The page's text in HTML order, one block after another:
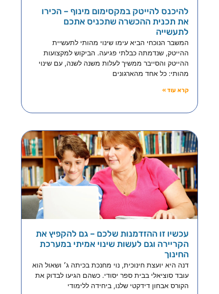
להיכנס להייטק במקסימום מינוף – הכירו
את תכנית ההכשרה שתכניס אתכם
לתעשייה
המשבר הנוכחי הביא עימו שינוי מהותי לתעשיית
ההייטק, שנדמתה כבלתי פגיעה. הביקוש למקצועות
ההייטק והסייבר ממשיך לעלות משנה לשנה, עם שינוי
מהותי: כל אחד מהארגונים
קרא עוד »
עכשיו זו ההזדמנות שלכם – גם להקפיץ את
הקריירה וגם לעשות שינוי אמיתי במערכת
החינוך
דנה היא יועצת חינוכית, נוי מחנכת בכיתה ג׳ ושאול הוא
עובד סוציאלי בבית ספר יסודי. כשהם הגיעו לבדוק את
הקורס אבחון דידקטי שלנו, ביחידה ללימודי